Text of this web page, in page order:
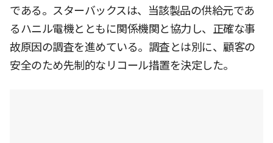
である。スターバックスは、当該製品の供給元であ
るハニル電機とともに関係機関と協力し、正確な事
故原因の調査を進めている。調査とは別に、顧客の
安全のため先制的なリコール措置を決定した。